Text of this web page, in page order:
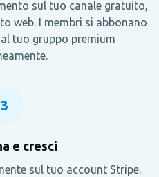
sul tuo canale gratuito,
web. I membri si abbonano
tuo gruppo premium
3
e cresci
sul tuo account Stripe.